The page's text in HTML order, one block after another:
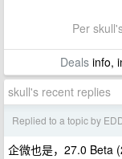
Per
Dealsinfo,
skull's recent replies
Replied to a topic by
企微也是，27.0 Beta